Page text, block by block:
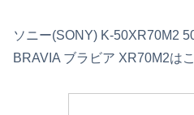
ソニー(SONY) K-50XR70M2
BRAVIA ブラビア XR70M2は